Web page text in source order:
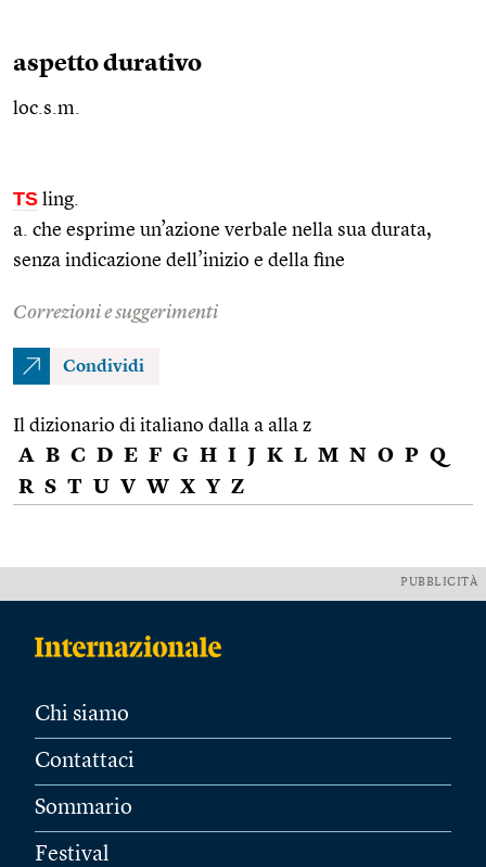
aspetto durativo
loc.s.m.
TS ling.
a. che esprime un’azione verbale nella sua durata,
senza indicazione dell’inizio e della fine
Correzioni e suggerimenti
Condividi
Il dizionario di italiano dalla a alla z
A B C D E F G H I J K L M N O P Q
R S T U V W X Y Z
PUBBLICITÀ
Chi siamo
Contattaci
Sommario
Festival